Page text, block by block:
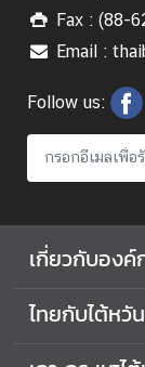
Fax : (88-
Email :
Follow us:
เกี่ยวกับองค์
ไทยกับไต้หวัน